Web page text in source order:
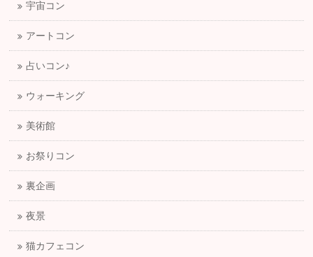
宇宙コン
アートコン
占いコン♪
ウォーキング
美術館
お祭りコン
裏企画
夜景
猫カフェコン